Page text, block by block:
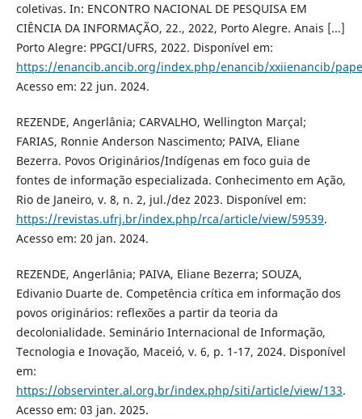
coletivas. In: ENCONTRO NACIONAL DE PESQUISA EM
CIÊNCIA DA INFORMAÇÃO, 22., 2022, Porto Alegre. Anais [...]
Porto Alegre: PPGCI/UFRS, 2022. Disponível em:
https://enancib.ancib.org/index.php/enancib/xxiienancib/
Acesso em: 22 jun. 2024.
REZENDE, Angerlânia; CARVALHO, Wellington Marçal;
FARIAS, Ronnie Anderson Nascimento; PAIVA, Eliane
Bezerra. Povos Originários/Indígenas em foco guia de
fontes de informação especializada. Conhecimento em Ação,
Rio de Janeiro, v. 8, n. 2, jul./dez 2023. Disponível em:
https://revistas.ufrj.br/index.php/rca/article/view/59539.
Acesso em: 20 jan. 2024.
REZENDE, Angerlânia; PAIVA, Eliane Bezerra; SOUZA,
Edivanio Duarte de. Competência crítica em informação dos
povos originários: reflexões a partir da teoria da
decolonialidade. Seminário Internacional de Informação,
Tecnologia e Inovação, Maceió, v. 6, p. 1-17, 2024. Disponível
em:
https://observinter.al.org.br/index.php/siti/article/view/133.
Acesso em: 03 jan. 2025.